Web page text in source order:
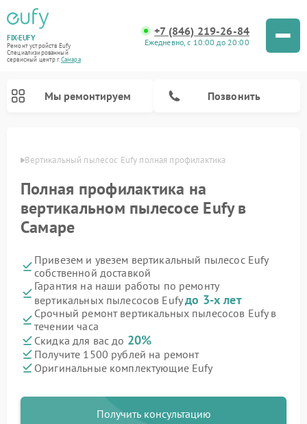
FIX-EUFY
Ремонт устройств Eufy
Специализированный
cервисный центр г.Самара
+7 (846) 219-26-84
Ежедневно, с 10:00 до 20:00
Мы ремонтируем Позвонить
Вертикальный пылесос Eufy полная профилактика
Полная профилактика на
вертикальном пылесосе Eufy в
Самаре
Привезем и увезем вертикальный пылесос Eufy
собственной доставкой
Гарантия на наши работы по ремонту
вертикальных пылесосов Eufyдо 3-х лет
Срочный ремонт вертикальных пылесосов Eufy в
течении часа
Скидка для вас до 20%
Получите 1500 рублей на ремонт
Оригинальные комплектующие Eufy
Получить консультацию